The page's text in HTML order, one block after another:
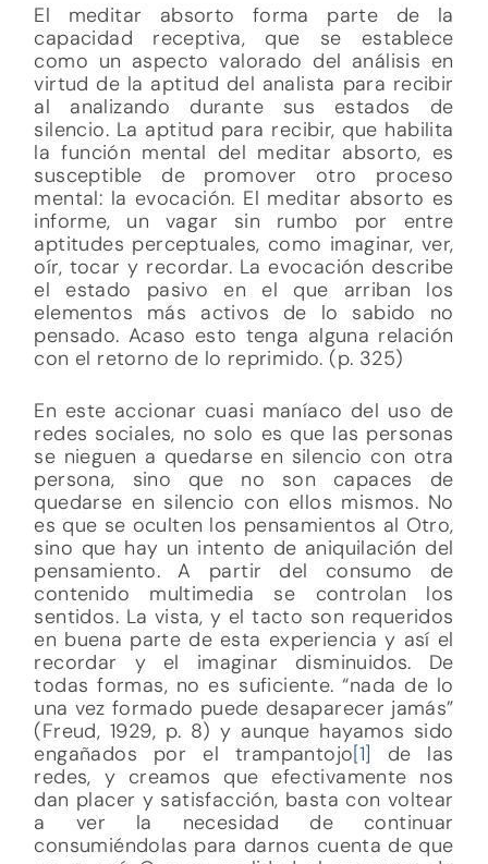
El meditar absorto forma parte de la
capacidad receptiva, que se establece
como un aspecto valorado del análisis en
virtud de la aptitud del analista para recibir
al analizando durante sus estados de
silencio. La aptitud para recibir, que habilita
la función mental del meditar absorto, es
susceptible de promover otro proceso
mental: la evocación. El meditar absorto es
informe, un vagar sin rumbo por entre
aptitudes perceptuales, como imaginar, ver,
oír, tocar y recordar. La evocación describe
el estado pasivo en el que arriban los
elementos más activos de lo sabido no
pensado. Acaso esto tenga alguna relación
con el retorno de lo reprimido. (p. 325)
En este accionar cuasi maníaco del uso de
redes sociales, no solo es que las personas
se nieguen a quedarse en silencio con otra
persona, sino que no son capaces de
quedarse en silencio con ellos mismos. No
es que se oculten los pensamientos al Otro,
sino que hay un intento de aniquilación del
pensamiento. A partir del consumo de
contenido multimedia se controlan los
sentidos. La vista, y el tacto son requeridos
en buena parte de esta experiencia y así el
recordar y el imaginar disminuidos. De
todas formas, no es suficiente. “nada de lo
una vez formado puede desaparecer jamás”
(Freud, 1929, p. 8) y aunque hayamos sido
engañados por el trampantojo[1] de las
redes, y creamos que efectivamente nos
dan placer y satisfacción, basta con voltear
a ver la necesidad de continuar
consumiéndolas para darnos cuenta de que